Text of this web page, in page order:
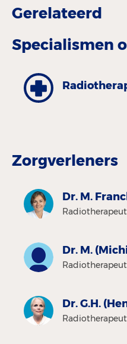
Gerelateerd
Specialismen
Zorgverleners
Dr. M.
Dr. M.
Dr. G.H.